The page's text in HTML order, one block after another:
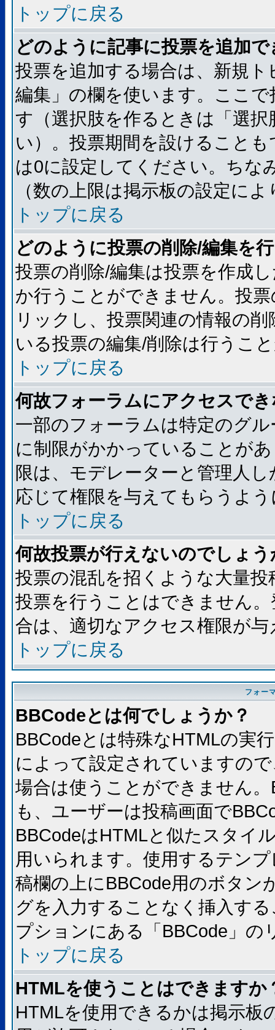
トップに戻る
どのように記事に投票を追加
投票を追加する場合は、新規
編集」の欄を使います。ここ
す（選択肢を作るときは「選
い）。投票期間を設けること
は0に設定してください。ちな
（数の上限は掲示板の設定に
トップに戻る
どのように投票の削除/編集を
投票の削除/編集は投票を作成
か行うことができません。投
リックし、投票関連の情報の
いる投票の編集/削除は行うこ
トップに戻る
何故フォーラムにアクセスで
一部のフォーラムは特定のグ
に制限がかかっていることが
限は、モデレーターと管理人
応じて権限を与えてもらうよ
トップに戻る
何故投票が行えないのでしょう
投票の混乱を招くような大量
投票を行うことはできません
合は、適切なアクセス権限が
トップに戻る
フォー
BBCodeとは何でしょうか？
BBCodeとは特殊なHTMLの実
によって設定されていますの
場合は使うことができません
も、ユーザーは投稿画面で
BBCodeはHTMLと似たスタイ
用いられます。使用するテン
稿欄の上にBBCode用のボタン
グを入力することなく挿入す
プションにある「BBCode」
トップに戻る
HTMLを使うことはできますか
HTMLを使用できるかは掲示板